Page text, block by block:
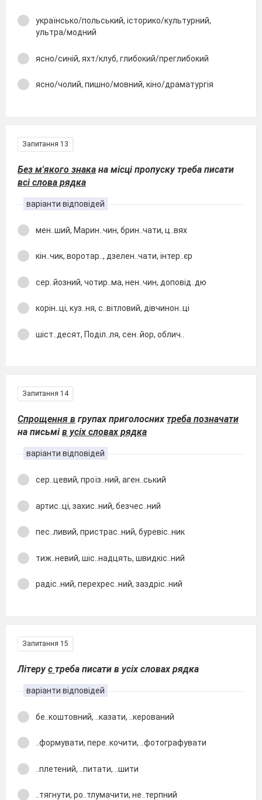
українсько/польський, історико/культурний,
ультра/модний
ясно/синій, яхт/клуб, глибокий/преглибокий
ясно/чолий, пишно/мовний, кіно/драматургія
Запитання 13
Без м'якого знака на місці пропуску треба писати
всі слова рядка
варіанти відповідей
мен..ший, Марин..чин, брин..чати, ц..вях
кін..чик, воротар.., дзелен..чати, інтер..єр
сер..йозний, чотир..ма, нен..чин, доповід..дю
корін..ці, куз..ня, с..вітловий, дівчинон..ці
шіст..десят, Поділ..ля, сен..йор, облич..
Запитання 14
Спрощення в групах приголосних треба позначати
на письмів усіх словах рядка
варіанти відповідей
сер..цевий, проїз..ний, аген..ський
артис..ці, захис..ний, безчес..ний
пес..ливий, пристрас..ний, буревіс..ник
тиж..невий, шіс..надцять, швидкіс..ний
радіс..ний, перехрес..ний, заздріс..ний
Запитання 15
Літерус треба писати в усіх словах рядка
варіанти відповідей
бе..коштовний, ..казати, ..керований
..формувати, пере..кочити, ..фотографувати
..плетений, ..питати, ..шити
..тягнути, ро..тлумачити, не..терпний